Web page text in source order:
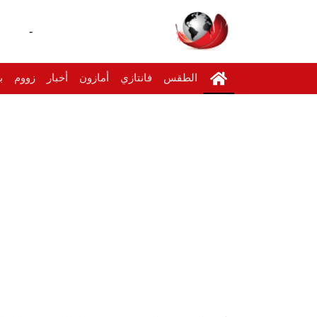
-
الطقس فانتازي أمازون أخبار زووم